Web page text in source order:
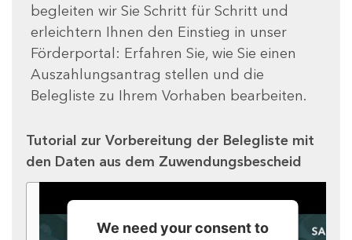
begleiten wir Sie Schritt für Schritt und
erleichtern Ihnen den Einstieg in unser
Förderportal: Erfahren Sie, wie Sie einen
Auszahlungsantrag stellen und die
Belegliste zu Ihrem Vorhaben bearbeiten.
Tutorial zur Vorbereitung der Belegliste mit
den Daten aus dem Zuwendungsbescheid
We need your consent to